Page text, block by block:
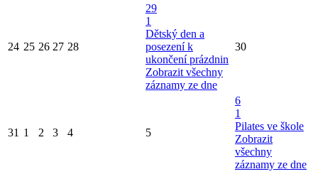
24 25 26 27 28
29
1
Dětský den a
posezení k
ukončení prázdnin
Zobrazit všechny
záznamy ze dne
30
31 1 2 3 4 5
6
1
Pilates ve škole
Zobrazit
všechny
záznamy ze dne